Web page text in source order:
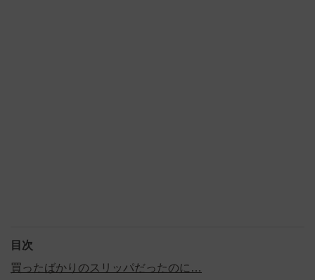
目次
買ったばかりのスリッパだったのに…